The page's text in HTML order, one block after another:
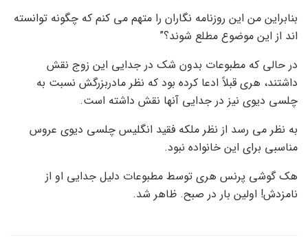
بنابراین من این روزنامه نگاران را متهم می کنم که چگونه توانسته
اند از این موضوع مطلع شوند؟”
در حالی که مطبوعات بدون شک در جدایی این زوج نقش
داشتند، هری قبلاً ادعا کرده بود که نظر مادربزرگش نسبت به
چلسی دیوی نیز در جدایی آنها نقش داشته است.
به نظر می رسد از نظر ملکه فقید انگلیس چلسی دیوی عروس
مناسبی برای این خانواده نبود.
هک گوشی پرنس هری توسط مطبوعات دلیل جدایی او از
نامزدش! اولین بار در صبح. ظاهر شد.